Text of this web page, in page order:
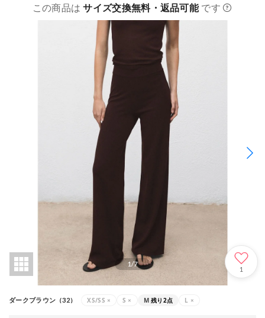
この商品はサイズ交換無料・返品可能です
1/7
1
ダークブラウン（32） XS/SS × S × M 残り2点 L ×